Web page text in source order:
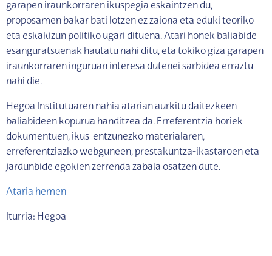
garapen iraunkorraren ikuspegia eskaintzen du,
proposamen bakar bati lotzen ez zaiona eta eduki teoriko
eta eskakizun politiko ugari dituena. Atari honek baliabide
esanguratsuenak hautatu nahi ditu, eta tokiko giza garapen
iraunkorraren inguruan interesa dutenei sarbidea erraztu
nahi die.
Hegoa Institutuaren nahia atarian aurkitu daitezkeen
baliabideen kopurua handitzea da. Erreferentzia horiek
dokumentuen, ikus-entzunezko materialaren,
erreferentziazko webguneen, prestakuntza-ikastaroen eta
jardunbide egokien zerrenda zabala osatzen dute.
Ataria hemen
Iturria: Hegoa